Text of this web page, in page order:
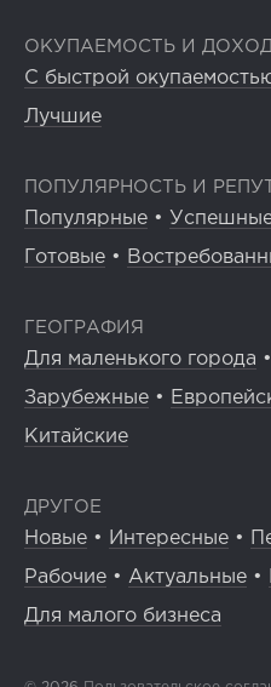
ОКУПАЕМОСТЬ И
С быстрой
Лучшие
ПОПУЛЯРНОСТЬ И
Популярные •
Готовые •
ГЕОГРАФИЯ
Для маленького города •
Зарубежные •
Китайские
ДРУГОЕ
Новые • Интересные •
Рабочие • Актуальные •
Для малого бизнеса